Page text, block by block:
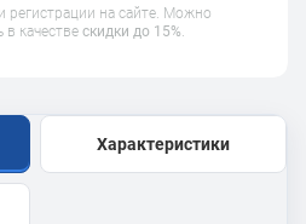
регистрации на сайте. Можно
в качестве скидки до 15%.
Характеристики